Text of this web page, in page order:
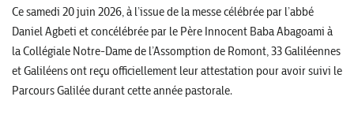
Ce samedi 20 juin 2026, à l’issue de la messe célébrée par l’abbé
Daniel Agbeti et concélébrée par le Père Innocent Baba Abagoami à
la Collégiale Notre-Dame de l’Assomption de Romont, 33 Galiléennes
et Galiléens ont reçu officiellement leur attestation pour avoir suivi le
Parcours Galilée durant cette année pastorale.